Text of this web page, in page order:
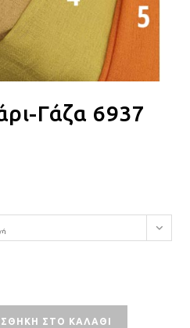
Γάζα 6937
ΣΤΟ ΚΑΛΆΘΙ